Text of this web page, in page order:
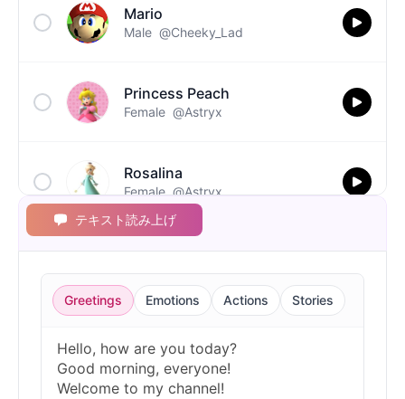
Mario
Male @Cheeky_Lad
Princess Peach
Female @Astryx
Rosalina
Female @Astryx
Toad
Male @Astryx
テキスト読み上げ
Greetings Emotions Actions Stories